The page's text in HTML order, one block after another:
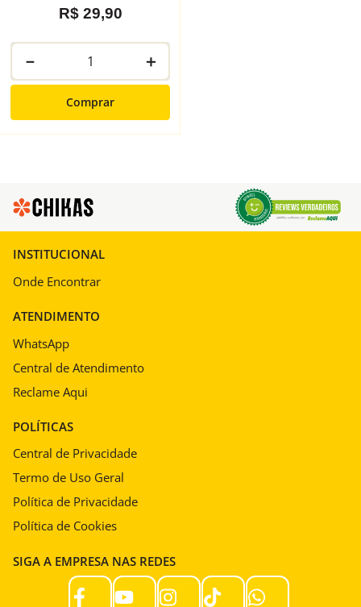
R$ 29,90
＋
－
Comprar
INSTITUCIONAL
Onde Encontrar
ATENDIMENTO
WhatsApp
Central de Atendimento
Reclame Aqui
POLÍTICAS
Central de Privacidade
Termo de Uso Geral
Política de Privacidade
Política de Cookies
SIGA A EMPRESA NAS REDES